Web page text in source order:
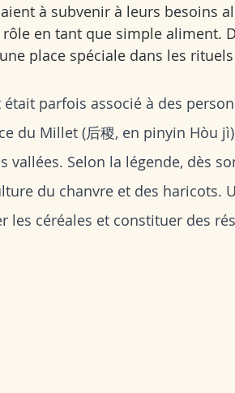
à subvenir à leurs besoins
en tant que simple aliment.
place spéciale dans les
parfois associé à des
du Millet (后稷, en pinyin Hòu
Selon la légende, dès
du chanvre et des haricots.
les céréales et constituer des